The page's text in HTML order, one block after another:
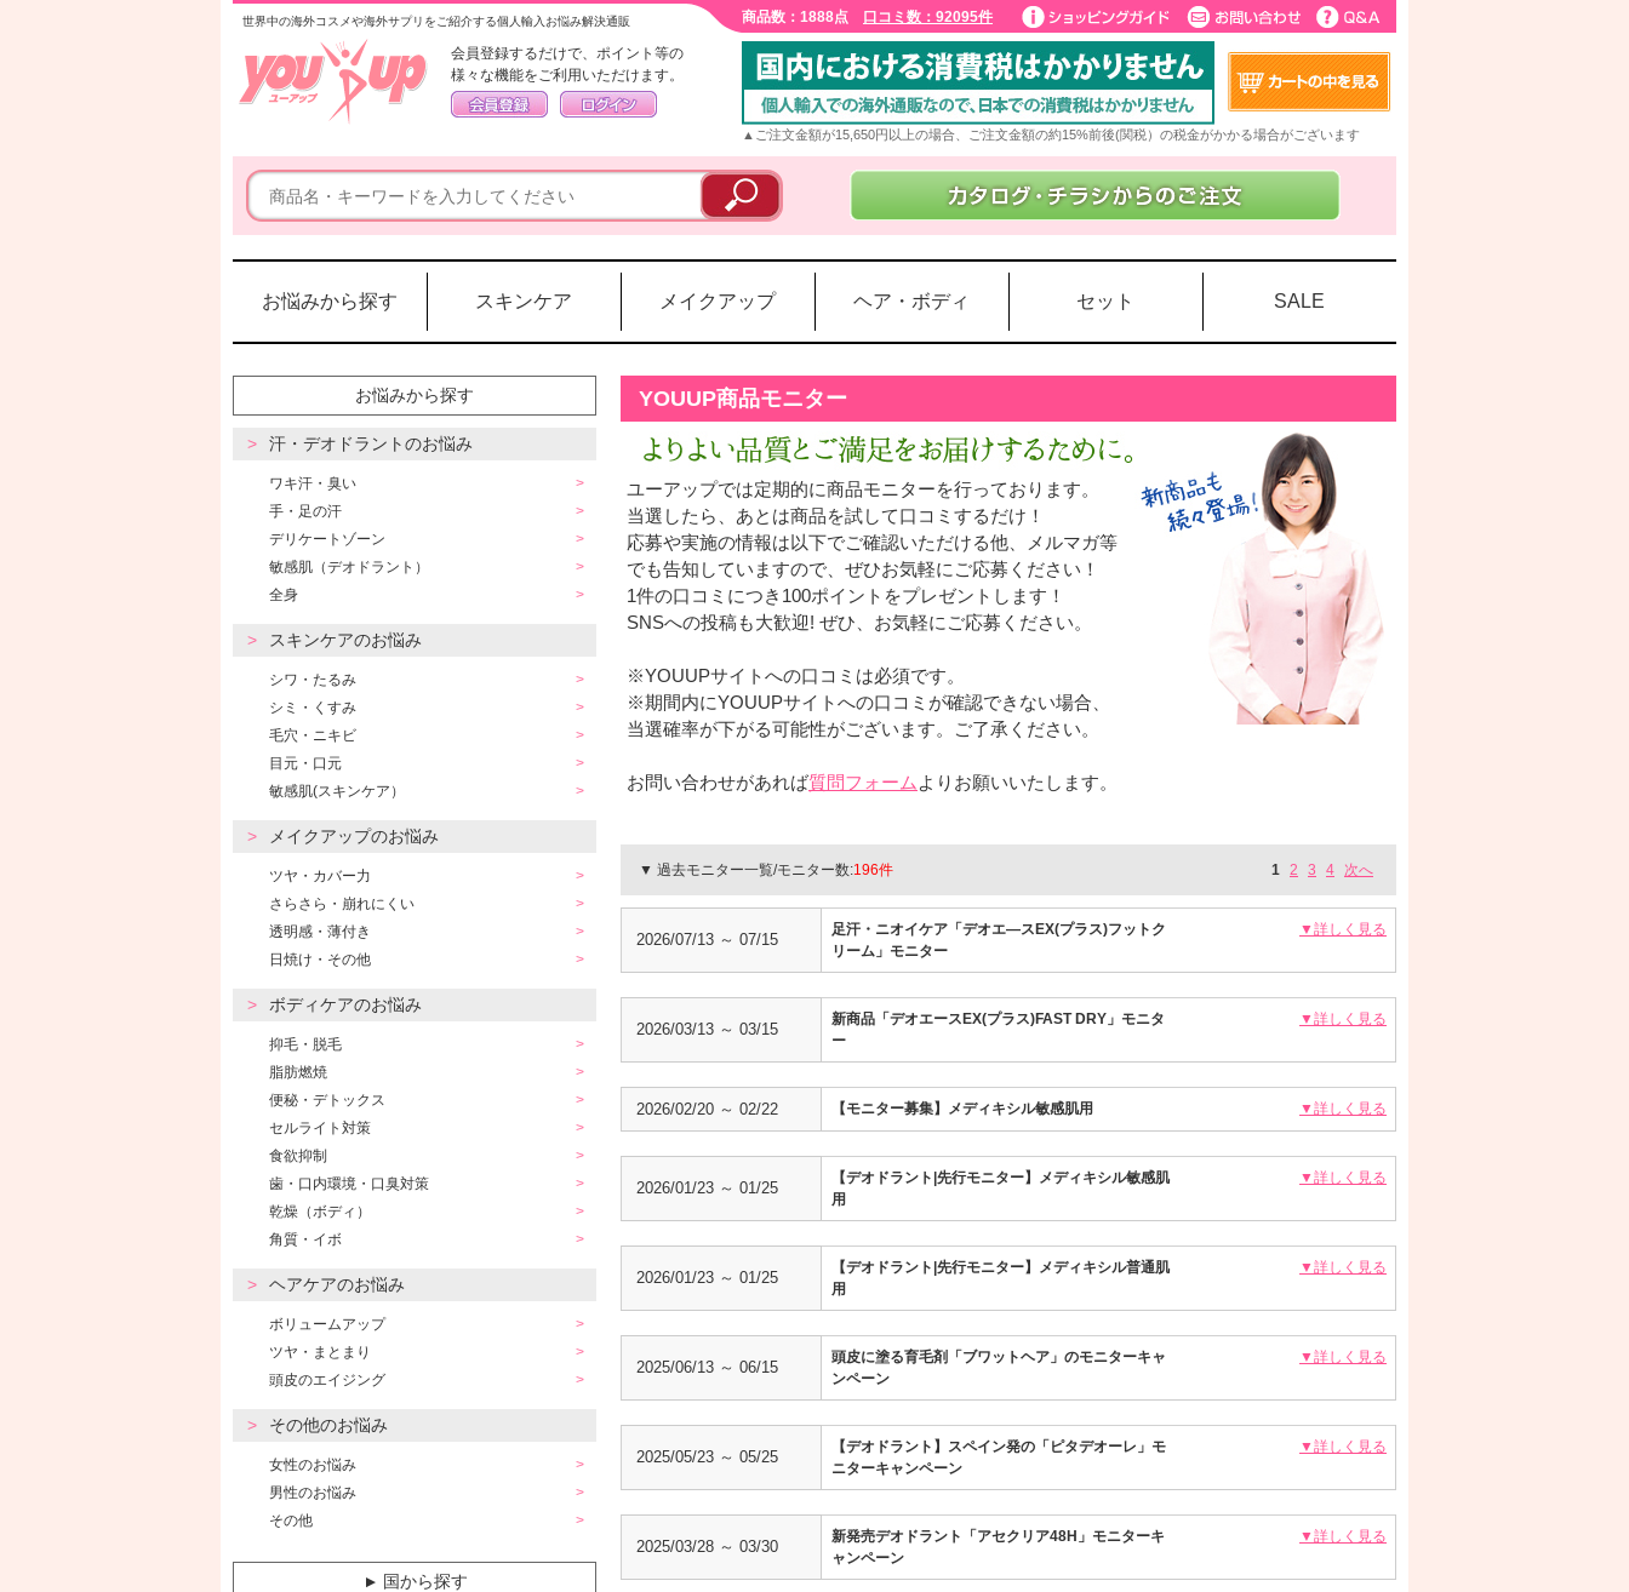
世界中の海外コスメや海外サプリをご紹介する個人輸入お悩み解決通販 商品数：1888点 口コミ数：92095件
会員登録するだけで、ポイント等の
様々な機能をご利用いただけます。
▲ご注文金額が15,650円以上の場合、ご注文金額の約15%前後(関税）の税金がかかる場合がございます
お悩みから探す スキンケア メイクアップ ヘア・ボディ セット SALE
お悩みから探す
汗・デオドラントのお悩み
ワキ汗・臭い
手・足の汗
デリケートゾーン
敏感肌（デオドラント）
全身
スキンケアのお悩み
シワ・たるみ
シミ・くすみ
毛穴・ニキビ
目元・口元
敏感肌(スキンケア）
メイクアップのお悩み
ツヤ・カバー力
さらさら・崩れにくい
透明感・薄付き
日焼け・その他
ボディケアのお悩み
抑毛・脱毛
脂肪燃焼
便秘・デトックス
セルライト対策
食欲抑制
歯・口内環境・口臭対策
乾燥（ボディ）
角質・イボ
ヘアケアのお悩み
ボリュームアップ
ツヤ・まとまり
頭皮のエイジング
その他のお悩み
女性のお悩み
男性のお悩み
その他
▼ 国から探す
YOUUP商品モニター
ユーアップでは定期的に商品モニターを行っております。
当選したら、あとは商品を試して口コミするだけ！
応募や実施の情報は以下でご確認いただける他、メルマガ等
でも告知していますので、ぜひお気軽にご応募ください！
1件の口コミにつき100ポイントをプレゼントします！
SNSへの投稿も大歓迎! ぜひ、お気軽にご応募ください。
※YOUUPサイトへの口コミは必須です。
※期間内にYOUUPサイトへの口コミが確認できない場合、
当選確率が下がる可能性がございます。ご了承ください。
お問い合わせがあれば質問フォーム よりお願いいたします。
▼ 過去モニター一覧/モニター数:196件 1 2 3 4 次へ
2026/07/13 ～ 07/15
足汗・ニオイケア「デオエ―スEX(プラス)フットク
リーム」モニター
▼詳しく見る
2026/03/13 ～ 03/15
新商品「デオエースEX(プラス)FAST DRY」モニタ
ー
▼詳しく見る
2026/02/20 ～ 02/22 【モニター募集】メディキシル敏感肌用 ▼詳しく見る
2026/01/23 ～ 01/25
【デオドラント|先行モニター】メディキシル敏感肌
用
▼詳しく見る
2026/01/23 ～ 01/25
【デオドラント|先行モニター】メディキシル普通肌
用
▼詳しく見る
2025/06/13 ～ 06/15
頭皮に塗る育毛剤「ブワットヘア」のモニターキャ
ンペーン
▼詳しく見る
2025/05/23 ～ 05/25
【デオドラント】スペイン発の「ピタデオーレ」モ
ニターキャンペーン
▼詳しく見る
2025/03/28 ～ 03/30
新発売デオドラント「アセクリア48H」モニターキ
ャンペーン
▼詳しく見る